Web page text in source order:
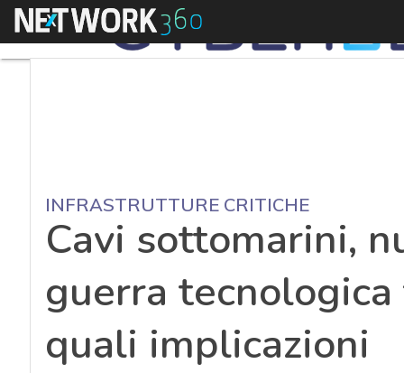
Menu
INFRASTRUTTURE CRITICHE
Cavi sottomarini,
guerra
quali implicazioni